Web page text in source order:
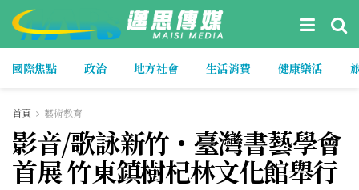
國際焦點 政治 地方社會 生活消費 健康樂活
首頁 藝術教育
影音/歌詠新竹・臺灣書藝學會
首展 竹東鎮樹杞林文化館舉行